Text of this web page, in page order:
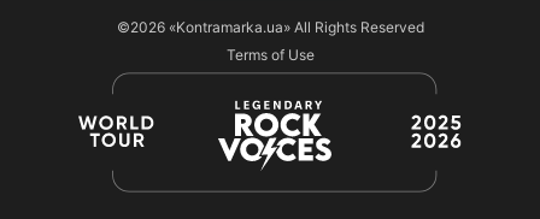
©2026 «Kontramarka.ua»All Rights Reserved
Terms of Use